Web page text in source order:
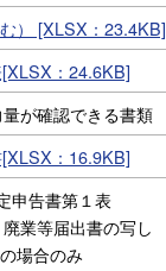
） [XLSX：23.4KB]
：24.6KB]
が確認できる書類
：16.9KB]
申告書第１表
業等届出書の写し
場合のみ